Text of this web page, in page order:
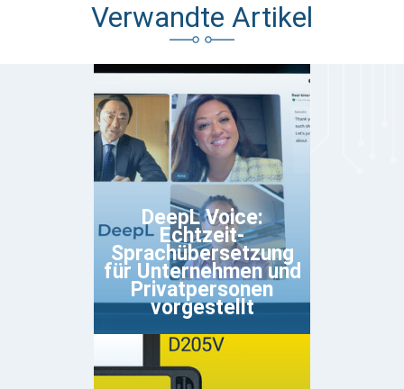
Verwandte Artikel
DeepL Voice:
Echtzeit-
Sprachübersetzung
für Unternehmen und
Privatpersonen
vorgestellt